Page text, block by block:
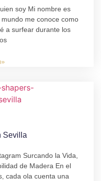
soy Mi nombre es
me conoce como
a surfear durante los
Sevilla
Surcando la Vida,
de Madera En el
cada ola cuenta una